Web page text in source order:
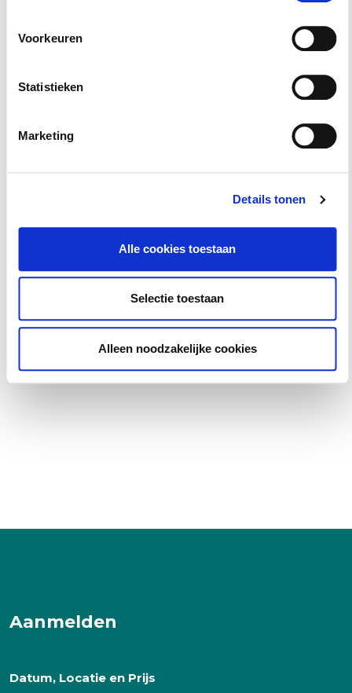
Voorkeuren
Statistieken
Marketing
Details tonen
Alle cookies toestaan
Selectie toestaan
Alleen noodzakelijke cookies
Studiepunten
Voor deze cursus/opleiding
Aanmelden
Datum, Locatie en Prijs